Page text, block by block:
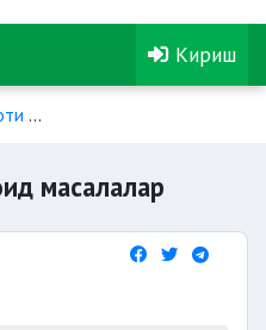
Кириш
масалалар